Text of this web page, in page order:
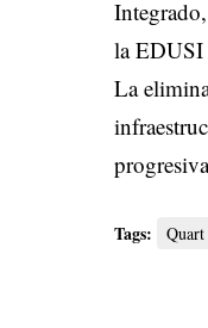
la EDUSI
La
Tags: